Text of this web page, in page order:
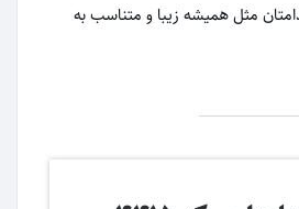
مثل همیشه زیبا و متناسب به